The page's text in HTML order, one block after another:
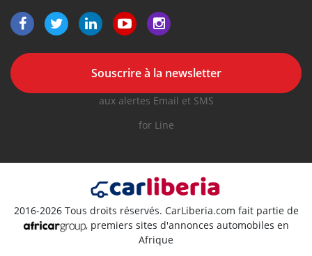
Souscrire à la newsletter
aux alertes Email et SMS
for Line
2016-2026 Tous droits réservés. CarLiberia.com fait partie de
, premiers sites d'annonces automobiles en
Afrique